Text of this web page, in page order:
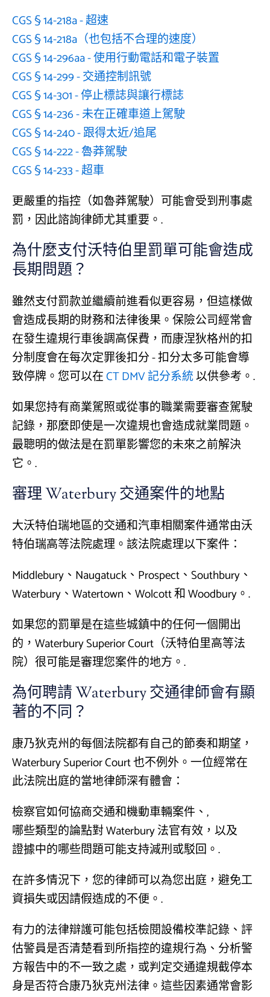
CGS § 14-218a - 超速
CGS § 14-218a（也包括不合理的速度）
CGS § 14-296aa - 使用行動電話和電子裝置
CGS § 14-299 - 交通控制訊號
CGS § 14-301 - 停止標誌與讓行標誌
CGS § 14-236 - 未在正確車道上駕駛
CGS § 14-240 - 跟得太近/追尾
CGS § 14-222 - 魯莽駕駛
CGS § 14-233 - 超車
更嚴重的指控（如魯莽駕駛）可能會受到刑事處
罰，因此諮詢律師尤其重要。.
為什麼支付沃特伯里罰單可能會造成
長期問題？
雖然支付罰款並繼續前進看似更容易，但這樣做
會造成長期的財務和法律後果。保險公司經常會
在發生違規行車後調高保費，而康涅狄格州的扣
分制度會在每次定罪後扣分 - 扣分太多可能會導
致停牌。您可以在CT DMV 記分系統以供參考。.
如果您持有商業駕照或從事的職業需要審查駕駛
記錄，那麼即使是一次違規也會造成就業問題。
最聰明的做法是在罰單影響您的未來之前解決
它。.
審理 Waterbury 交通案件的地點
大沃特伯瑞地區的交通和汽車相關案件通常由沃
特伯瑞高等法院處理。該法院處理以下案件：
Middlebury、Naugatuck、Prospect、Southbury、
Waterbury、Watertown、Wolcott 和 Woodbury。.
如果您的罰單是在這些城鎮中的任何一個開出
的，Waterbury Superior Court（沃特伯里高等法
院）很可能是審理您案件的地方。.
為何聘請 Waterbury 交通律師會有顯
著的不同？
康乃狄克州的每個法院都有自己的節奏和期望，
Waterbury Superior Court 也不例外。一位經常在
此法院出庭的當地律師深有體會：
檢察官如何協商交通和機動車輛案件、,
哪些類型的論點對 Waterbury 法官有效，以及
證據中的哪些問題可能支持減刑或駁回。.
在許多情況下，您的律師可以為您出庭，避免工
資損失或因請假造成的不便。.
有力的法律辯護可能包括檢閱設備校準記錄、評
估警員是否清楚看到所指控的違規行為、分析警
方報告中的不一致之處，或判定交通違規截停本
身是否符合康乃狄克州法律。這些因素通常會影